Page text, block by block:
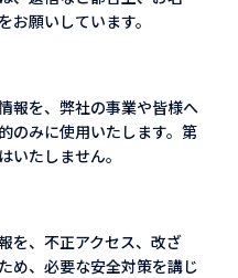
お願いしています。
報を、弊社の事業や皆様へ
のみに使用いたします。第
いたしません。
を、不正アクセス、改ざ
め、必要な安全対策を講じ